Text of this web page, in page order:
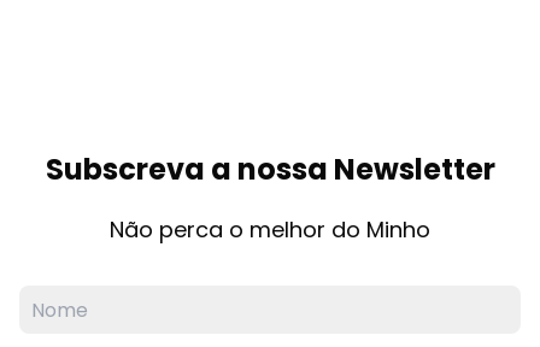
Subscreva a nossa Newsletter
Não perca o melhor do Minho